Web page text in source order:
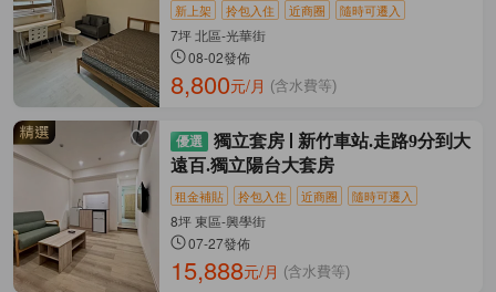
新上架 拎包入住 近商圈 隨時可遷入
7坪 北區-光華街
08-02發佈
8,800元/月 (含水費等)
獨立套房
新竹車站.走路9分到大
遠百.獨立陽台大套房
租金補貼 拎包入住 近商圈 隨時可遷入
8坪 東區-興學街
07-27發佈
15,888元/月 (含水費等)